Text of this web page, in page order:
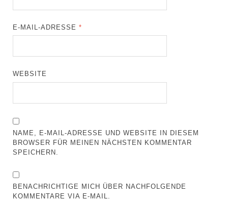
E-MAIL-ADRESSE*
WEBSITE
NAME, E-MAIL-ADRESSE UND WEBSITE IN DIESEM
BROWSER FÜR MEINEN NÄCHSTEN KOMMENTAR
SPEICHERN.
BENACHRICHTIGE MICH ÜBER NACHFOLGENDE
KOMMENTARE VIA E-MAIL.